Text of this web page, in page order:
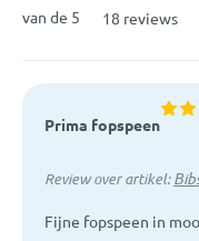
van de 5 18 reviews
Prima fopspeen
Review over artikel:
Fijne fopspeen in